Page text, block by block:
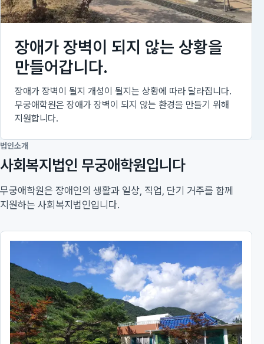
장애가 장벽이 되지 않는 상황을
만들어갑니다.
장애가 장벽이 될지 개성이 될지는 상황에 따라 달라집니다.
무궁애학원은 장애가 장벽이 되지 않는 환경을 만들기 위해
지원합니다.
법인소개
사회복지법인 무궁애학원입니다
무궁애학원은 장애인의 생활과 일상, 직업, 단기 거주를 함께
지원하는 사회복지법인입니다.